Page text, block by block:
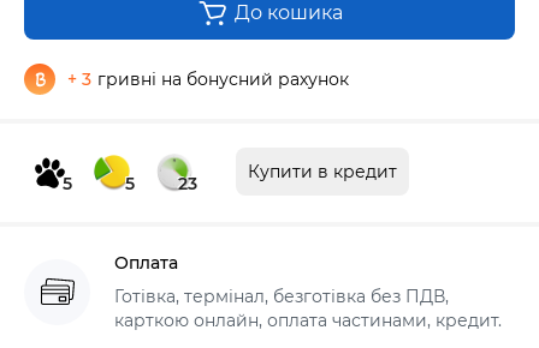
До кошика
+ 3 гривні на бонусний рахунок
5 5 23
Купити в кредит
Оплата
Готівка, термінал, безготівка без ПДВ,
карткою онлайн, оплата частинами, кредит.